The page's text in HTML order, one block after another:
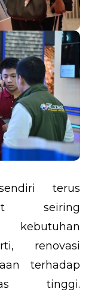
terus
seiring
renovasi
terhadap
tinggi.